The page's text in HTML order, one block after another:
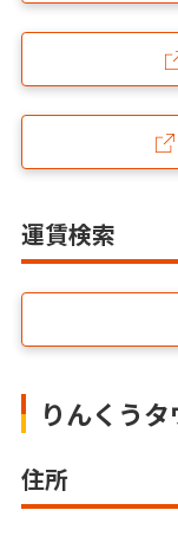
運賃検索
りんくう
住所